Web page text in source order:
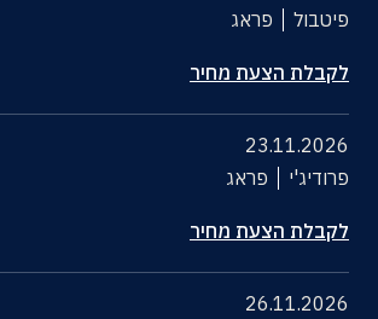
פיטבול
פראג
לקבלת הצעת מחיר
23.11.2026
פרודיג'י
פראג
לקבלת הצעת מחיר
26.11.2026